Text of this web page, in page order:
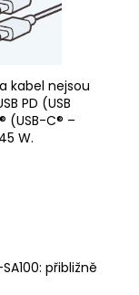
kabel nejsou
PD (USB
(USB-C® –
W.
přibližně